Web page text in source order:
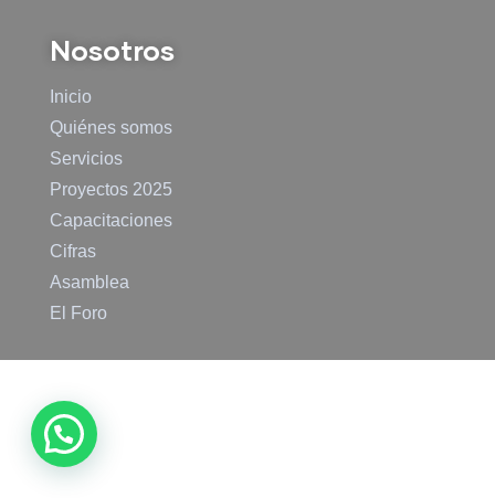
Nosotros
Inicio
Quiénes somos
Servicios
Proyectos 2025
Capacitaciones
Cifras
Asamblea
El Foro